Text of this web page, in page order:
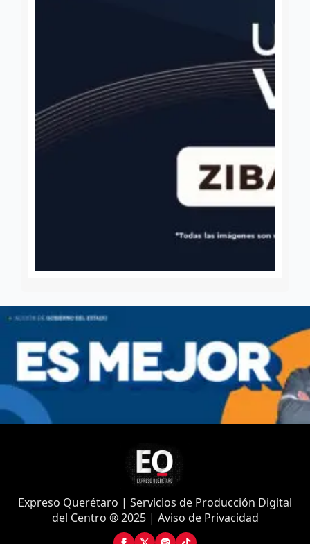
Expreso Querétaro | Servicios de Producción Digital
del Centro ® 2025 | Aviso de Privacidad